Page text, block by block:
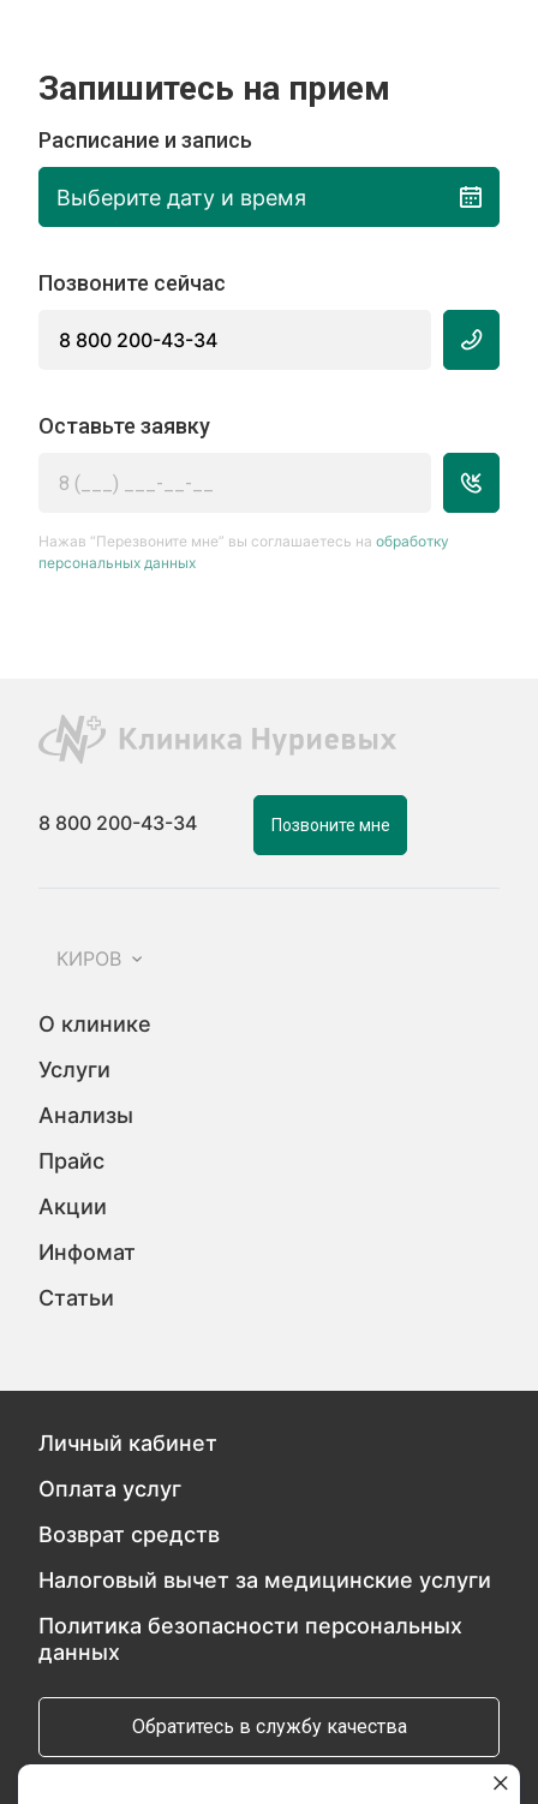
Запишитесь на прием
Расписание и запись
Выберите дату и время
Позвоните сейчас
8 800 200-43-34
Оставьте заявку
Нажав “Перезвоните мне” вы соглашаетесь наобработку
персональных данных
8 800 200-43-34 Позвоните мне
КИРОВ
О клинике
Услуги
Анализы
Прайс
Акции
Инфомат
Статьи
Личный кабинет
Оплата услуг
Возврат средств
Налоговый вычет за медицинские услуги
Политика безопасности персональных
данных
Обратитесь в службу качества